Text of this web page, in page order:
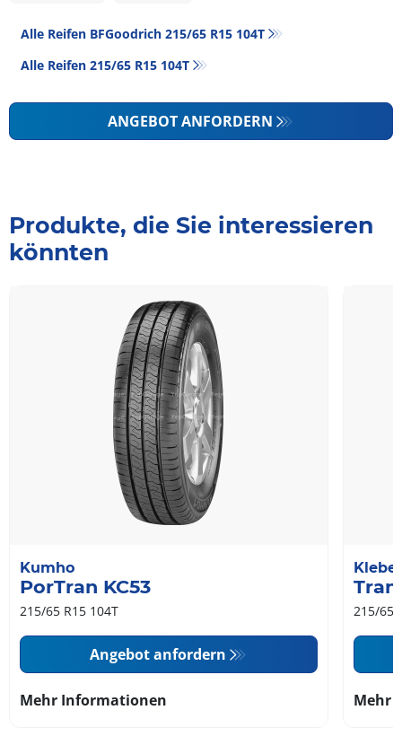
Alle Reifen BFGoodrich 215/65 R15 104T
Alle Reifen‎ 215/65 R15 104T
ANGEBOT ANFORDERN
Produkte, die Sie interessieren
könnten
Kumho
PorTran KC53
215/65 R15 104T
Angebot anfordern
Mehr Informationen
Kleber
215/65
Mehr